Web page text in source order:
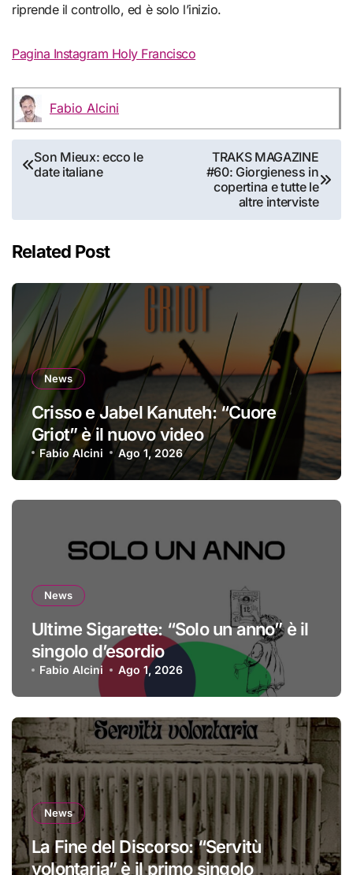
riprende il controllo, ed è solo l’inizio.
Pagina Instagram Holy Francisco
Fabio Alcini
Navigazione
articoli
Son Mieux: ecco le
date italiane
TRAKS MAGAZINE
#60: Giorgieness in
copertina e tutte le
altre interviste
Related Post
News
Crisso e Jabel Kanuteh: “Cuore
Griot” è il nuovo video
Fabio Alcini Ago 1, 2026
News
Ultime Sigarette: “Solo un anno” è il
singolo d’esordio
Fabio Alcini Ago 1, 2026
News
La Fine del Discorso: “Servitù
volontaria” è il primo singolo